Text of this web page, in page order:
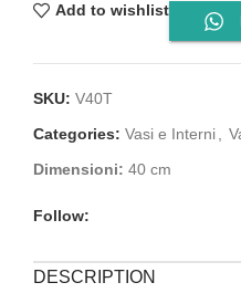
Add to wishlist
SKU: V40T
Categories: Vasi e Interni,
Dimensioni: 40 cm
Follow:
DESCRIPTION